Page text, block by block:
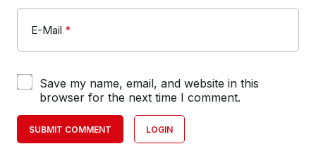
E-Mail *
Save my name, email, and website in this
browser for the next time I comment.
SUBMIT COMMENT LOGIN